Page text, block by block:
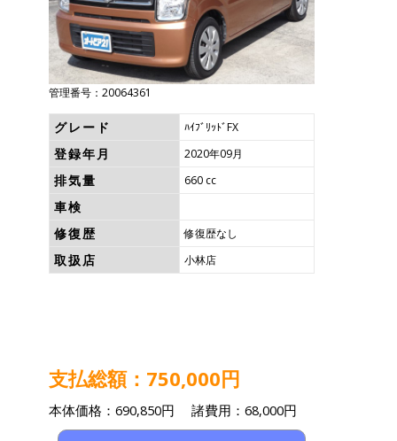
管理番号：20064361
グレード ﾊｲﾌﾞﾘｯﾄﾞFX
登録年月 2020年09月
排気量 660 cc
車検
修復歴
修復歴なし
取扱店 小林店
支払総額：750,000円
本体価格：690,850円 諸費用：68,000円